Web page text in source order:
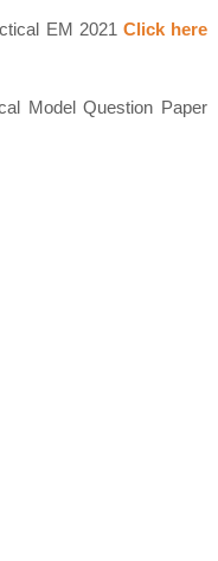
EM 2021 Click here
Model Question Paper